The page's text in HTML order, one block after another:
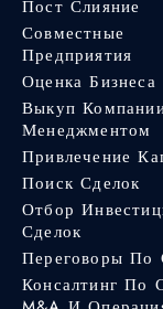
Пост Слияние
Совместные
Предприятия
Оценка Бизнеса
Выкуп
Менеджментом
Привлечение
Поиск Сделок
Отбор
Сделок
Переговоры По
Консалтинг По